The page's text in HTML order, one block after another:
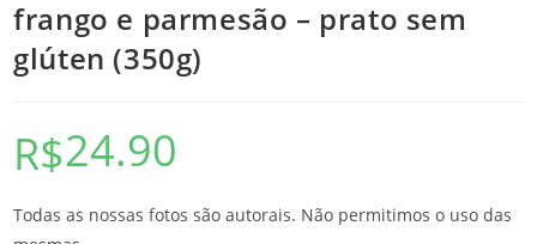
frango e parmesão – prato sem
glúten (350g)
R$24.90
Todas as nossas fotos são autorais. Não permitimos o uso das